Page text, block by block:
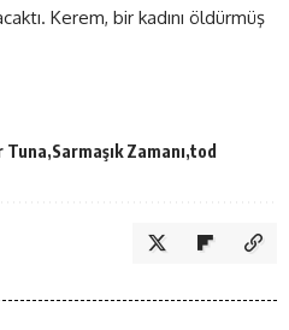
Kerem, bir kadını öldürmüş
Tuna Sarmaşık Zamanı tod